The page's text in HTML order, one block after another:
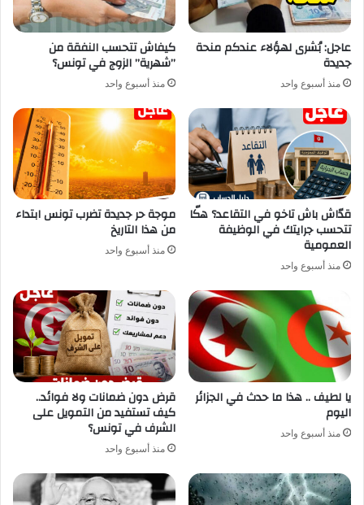
عاجل: بُشرى لهؤلاء عندكم منحة
جديدة
منذ أسبوع واحد
كيفاش تتحسب النفقة من
”شهرية” الزوج في تونس؟
منذ أسبوع واحد
قدّاش باش تاخو في التقاعد؟ هكّا
تتحسب جرايتك في الوظيفة
العمومية
منذ أسبوع واحد
موجة حر جديدة تضرب تونس ابتداء
من هذا التاريخ
منذ أسبوع واحد
يا لطيف .. هذا ما حدث في الجزائر
اليوم
منذ أسبوع واحد
قرض دون ضمانات ولا فوائد..
كيف تستفيد من التمويل على
الشرف في تونس؟
منذ أسبوع واحد